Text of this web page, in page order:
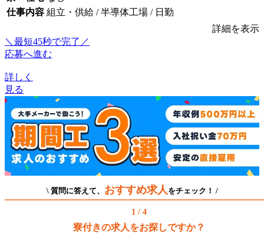
仕事内容 組立・供給 / 半導体工場 / 日勤
詳細を表示
＼最短45秒で完了／
応募へ進む
詳しく
見る
\ 質問に答えて、 おすすめ求人 をチェック！ /
1 / 4
寮付きの求人をお探しですか？